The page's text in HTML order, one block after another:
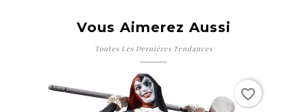
Vous Aimerez Aussi
Toutes Les Dernières Tendances
favorite
favorite_border